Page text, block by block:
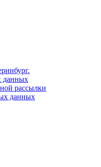
данных
рассылки
данных